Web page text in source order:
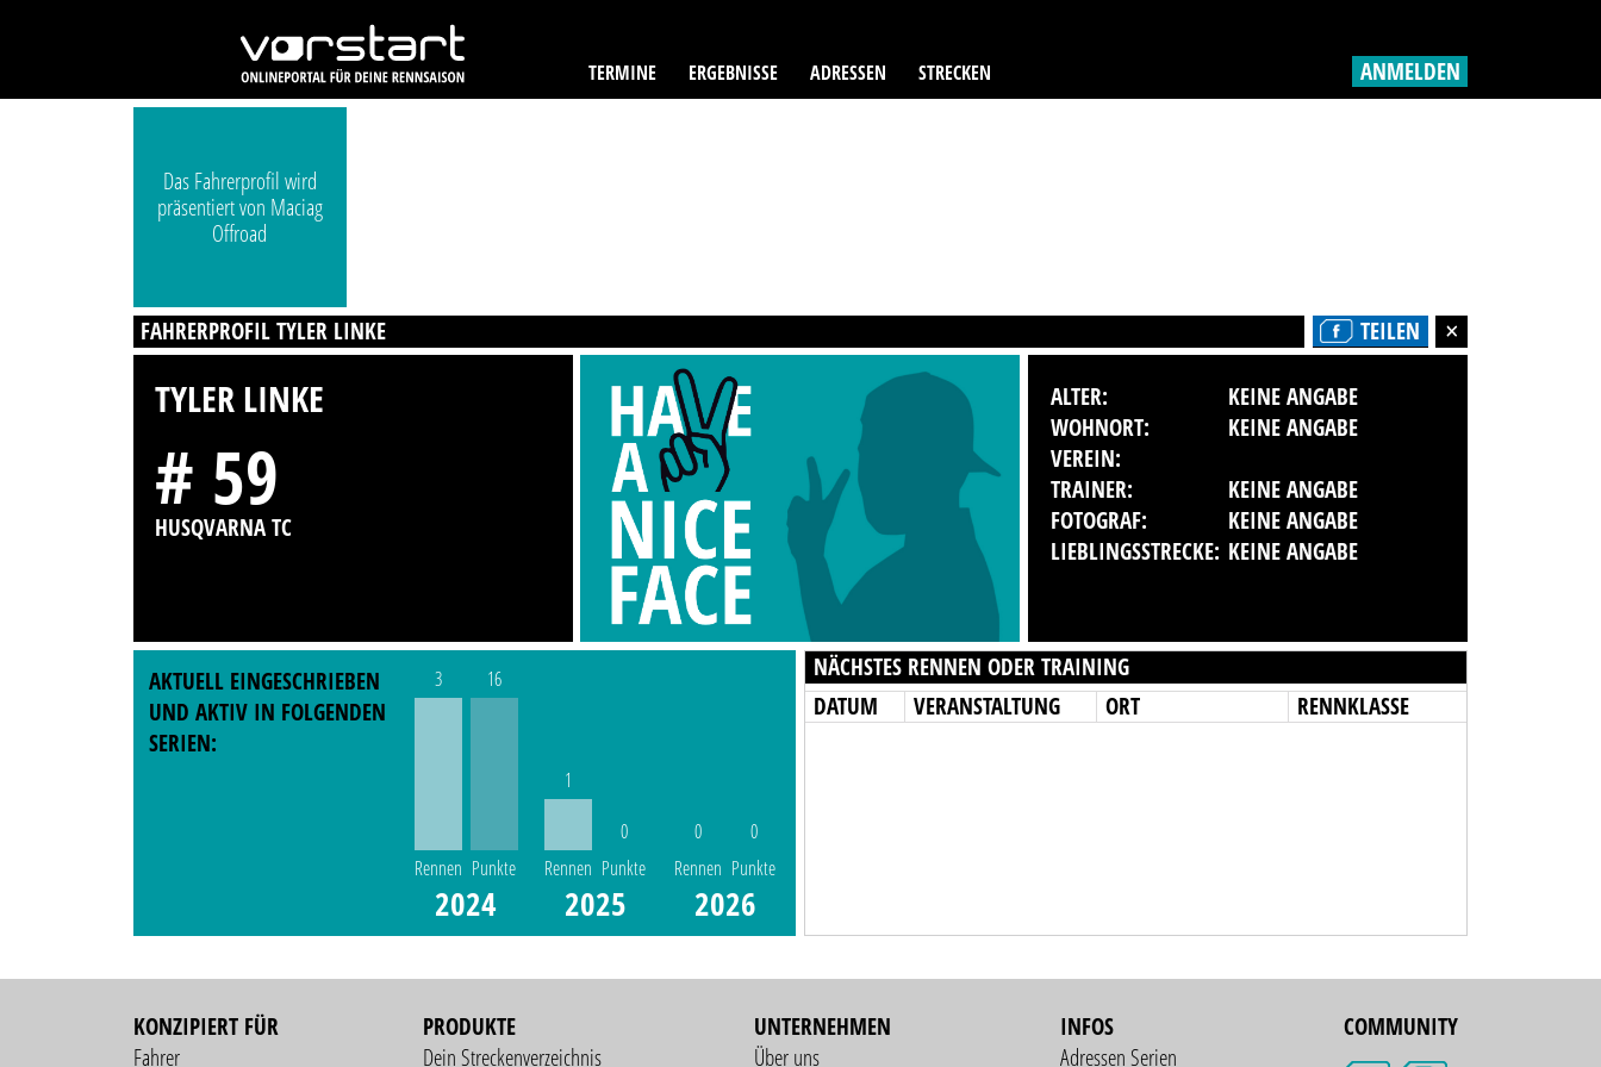
TERMINE ERGEBNISSE ADRESSEN STRECKEN ANMELDEN
Das Fahrerprofil wird
präsentiert von Maciag
Offroad
FAHRERPROFIL TYLER LINKE TEILEN
TYLER LINKE
# 59
HUSQVARNA TC
ALTER:
KEINE ANGABE
WOHNORT:
KEINE ANGABE
VEREIN:
TRAINER:
KEINE ANGABE
FOTOGRAF:
KEINE ANGABE
LIEBLINGSSTRECKE: KEINE ANGABE
AKTUELL EINGESCHRIEBEN
UND AKTIV IN FOLGENDEN
SERIEN:
3
Rennen
16
Punkte
2024
1
Rennen
0
Punkte
2025
0
Rennen
0
Punkte
2026
NÄCHSTES RENNEN ODER TRAINING
DATUM
VERANSTALTUNG ORT RENNKLASSE
KONZIPIERT FÜR
Fahrer
PRODUKTE
Dein Streckenverzeichnis
UNTERNEHMEN
Über uns
INFOS
Adressen Serien
COMMUNITY